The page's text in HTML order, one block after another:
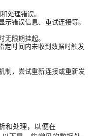
处理错误。
错误信息、重试连接等。
限期挂起。
定时间内未收到数据时触发
制，尝试重新连接或重新发
和处理，以便在